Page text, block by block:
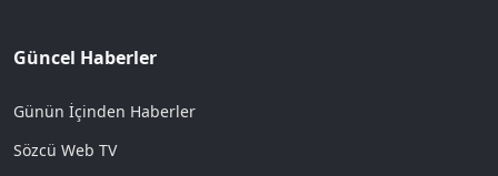
Güncel Haberler
Günün İçinden Haberler
Sözcü Web TV